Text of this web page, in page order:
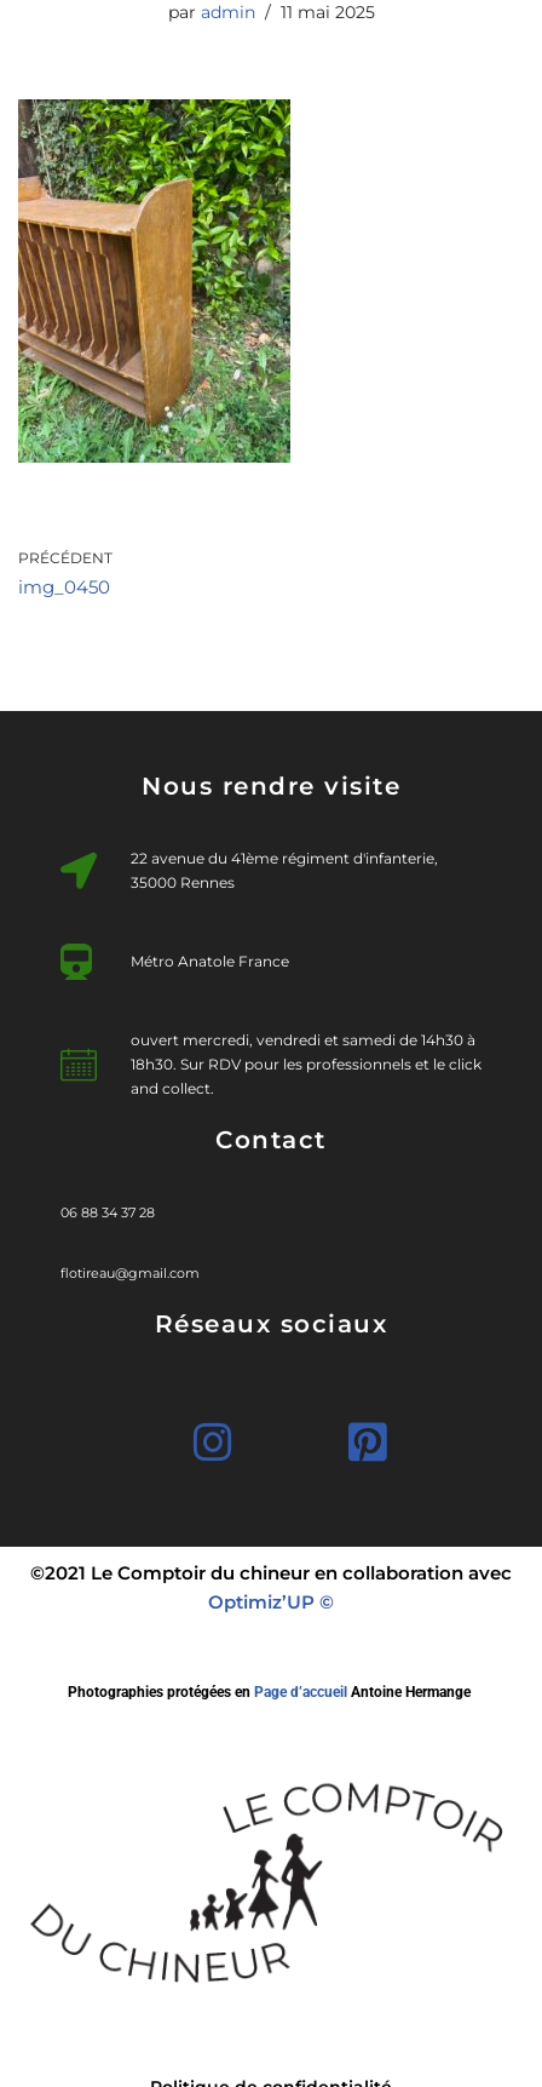
par admin 11 mai 2025
PRÉCÉDENT
img_0450
Nous rendre visite
22 avenue du 41ème régiment d'infanterie,
35000 Rennes
Métro Anatole France
ouvert mercredi, vendredi et samedi de 14h30 à
18h30. Sur RDV pour les professionnels et le click
and collect.
Contact
06 88 34 37 28
flotireau@gmail.com
Réseaux sociaux
©2021 Le Comptoir du chineur en collaboration avec
Optimiz’UP ©
Photographies protégées en Page d’accueil Antoine Hermange